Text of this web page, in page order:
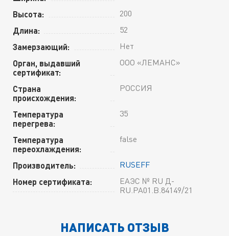
Высота: 200
Длина: 52
Замерзающий: Нет
Орган, выдавший
сертификат:
ООО «ЛЕМАНС»
Страна
происхождения:
РОССИЯ
Температура
перегрева:
35
Температура
переохлаждения:
false
Производитель: RUSEFF
Номер сертификата:
ЕАЭС № RU Д-
RU.РА01.В.84149/21
НАПИСАТЬ ОТЗЫВ